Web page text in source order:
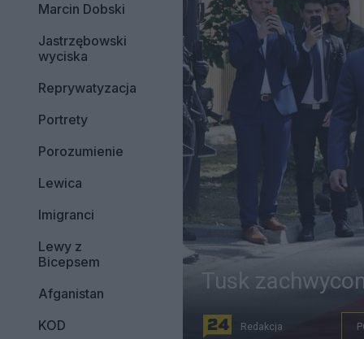
Marcin Dobski
Jastrzębowski
wyciska
Reprywatyzacja
Portrety
Porozumienie
Lewica
Imigranci
Lewy z
Bicepsem
Afganistan
KOD
Tusk
Redakcja